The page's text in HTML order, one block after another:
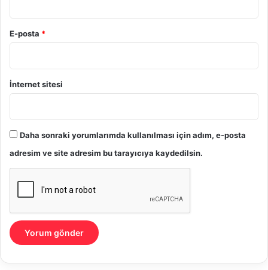
E-posta *
İnternet sitesi
Daha sonraki yorumlarımda kullanılması için adım, e-posta
adresim ve site adresim bu tarayıcıya kaydedilsin.